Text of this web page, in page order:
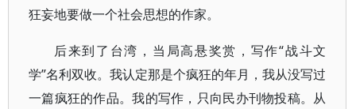
狂妄地要做一个社会思想的作家。
后来到了台湾，当局高悬奖赏，写作“战斗文
学”名利双收。我认定那是个疯狂的年月，我从没写过
一篇疯狂的作品。我的写作，只向民办刊物投稿。从